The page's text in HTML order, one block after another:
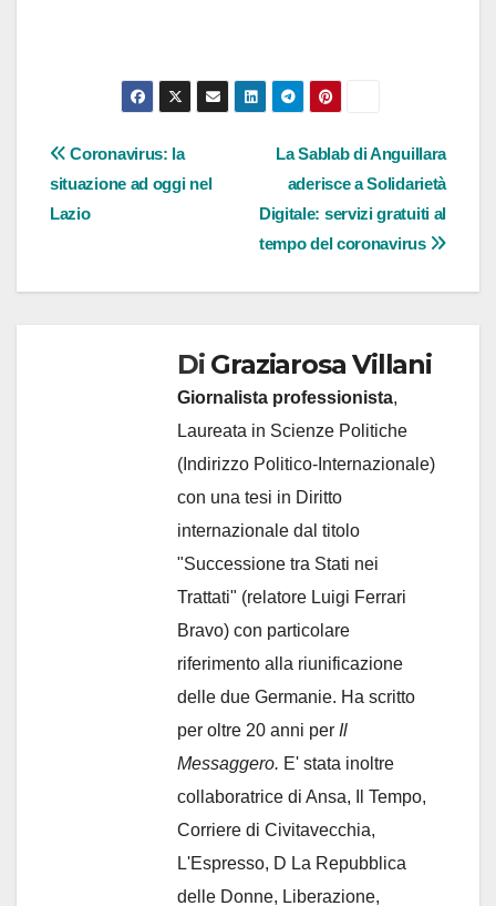
Navigazione
articoli
La Sablab di Anguillara
aderisce a Solidarietà
Digitale: servizi gratuiti al
tempo del coronavirus
Coronavirus: la
situazione ad oggi nel
Lazio
Di Graziarosa Villani
Giornalista professionista,
Laureata in Scienze Politiche
(Indirizzo Politico-Internazionale)
con una tesi in Diritto
internazionale dal titolo
"Successione tra Stati nei
Trattati" (relatore Luigi Ferrari
Bravo) con particolare
riferimento alla riunificazione
delle due Germanie. Ha scritto
per oltre 20 anni per Il
Messaggero. E' stata inoltre
collaboratrice di Ansa, Il Tempo,
Corriere di Civitavecchia,
L'Espresso, D La Repubblica
delle Donne, Liberazione,